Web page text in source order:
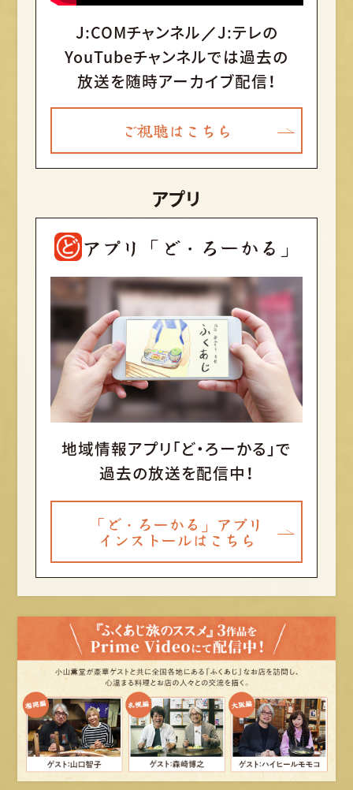
J:COMチャンネル／J:テレの
YouTubeチャンネルでは過去の
放送を随時アーカイブ配信！
ご視聴はこちら
アプリ
アプリ「ど・ろーかる」
地域情報アプリ「ど・ろーかる」で
過去の放送を配信中！
「ど・ろーかる」アプリ
インストールはこちら